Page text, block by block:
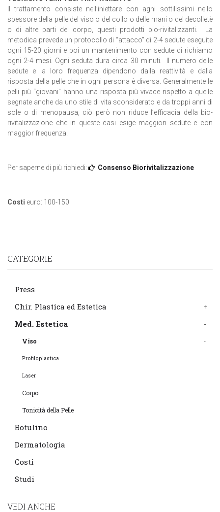
Il trattamento consiste nell’iniettare con aghi sottilissimi nello
spessore della pelle del viso o del collo o delle mani o del decolletè
o di altre parti del corpo, questi prodotti bio-rivitalizzanti. La
metodica prevede un protocollo di “attacco” di 2-4 sedute eseguite
ogni 15-20 giorni e poi un mantenimento con sedute di richiamo
ogni 2-4 mesi. Ogni seduta dura circa 30 minuti. Il numero delle
sedute e la loro frequenza dipendono dalla reattività e dalla
risposta della pelle che in ogni persona è diversa. Generalmente le
pelli più “giovani” hanno una risposta più vivace rispetto a quelle
segnate anche da uno stile di vita sconsiderato e da troppi anni di
sole o di menopausa, ciò però non riduce l’efficacia della bio-
rivitalizzazione che in queste casi esige maggiori sedute e con
maggior frequenza.
Per saperne di più richiedi: Consenso Biorivitalizzazione
Costi euro: 100-150
CATEGORIE
Press
Chir. Plastica ed Estetica
Med. Estetica
Viso
Profiloplastica
Laser
Corpo
Tonicità della Pelle
Botulino
Dermatologia
Costi
Studi
VEDI ANCHE